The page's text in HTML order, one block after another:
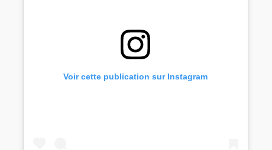
Voir cette publication sur Instagram